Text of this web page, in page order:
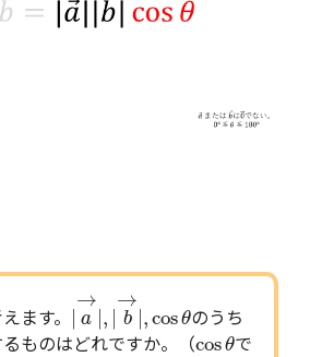
ます。
→
a ,
→
b ,cosθ
(a→ |,|(
のうち
ものはどれですか。（cosθ
cosθで